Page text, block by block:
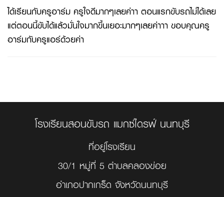
ได้เรียนกับครูอาร์ม ครูใจดีมากๆเลยค่าา ตอนแรกขับรถไม่ได้เลย
แต่ตอนนี้ขับได้แล้วมั่นใจมากขึ้นเยอะมากๆเลยค่าาา ขอบคุณครู
อาร์มกับครูแอร์ด้วยค่า
โรงเรียนสอนขับรถ แมกซ์ไดรฟ์ นนทบุรี
ที่อยู่โรงเรียน
30/1 หมู่ที่ 5 ตำบลคลองข่อย
อำเภอปากเกร็ด จังหวัดนนทบุรี